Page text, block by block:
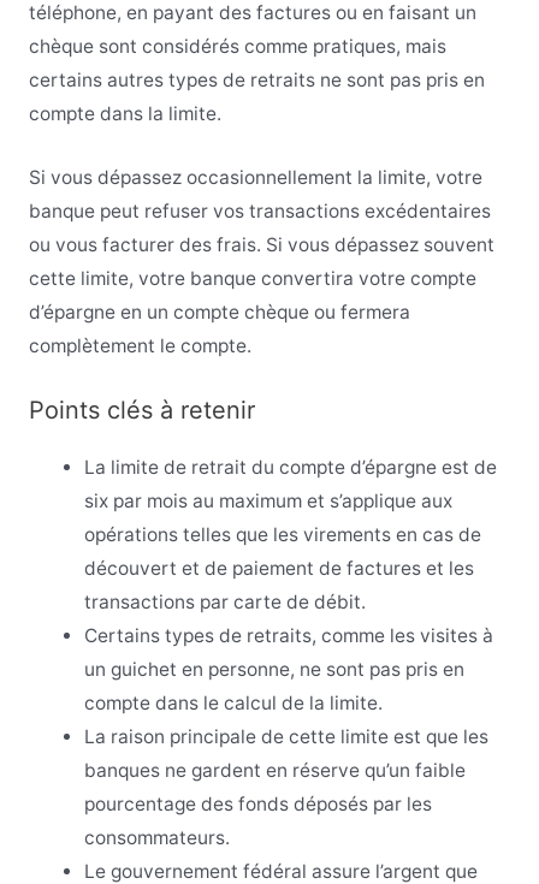
téléphone, en payant des factures ou en faisant un
chèque sont considérés comme pratiques, mais
certains autres types de retraits ne sont pas pris en
compte dans la limite.
Si vous dépassez occasionnellement la limite, votre
banque peut refuser vos transactions excédentaires
ou vous facturer des frais. Si vous dépassez souvent
cette limite, votre banque convertira votre compte
d’épargne en un compte chèque ou fermera
complètement le compte.
Points clés à retenir
La limite de retrait du compte d’épargne est de
six par mois au maximum et s’applique aux
opérations telles que les virements en cas de
découvert et de paiement de factures et les
transactions par carte de débit.
Certains types de retraits, comme les visites à
un guichet en personne, ne sont pas pris en
compte dans le calcul de la limite.
La raison principale de cette limite est que les
banques ne gardent en réserve qu’un faible
pourcentage des fonds déposés par les
consommateurs.
Le gouvernement fédéral assure l’argent que